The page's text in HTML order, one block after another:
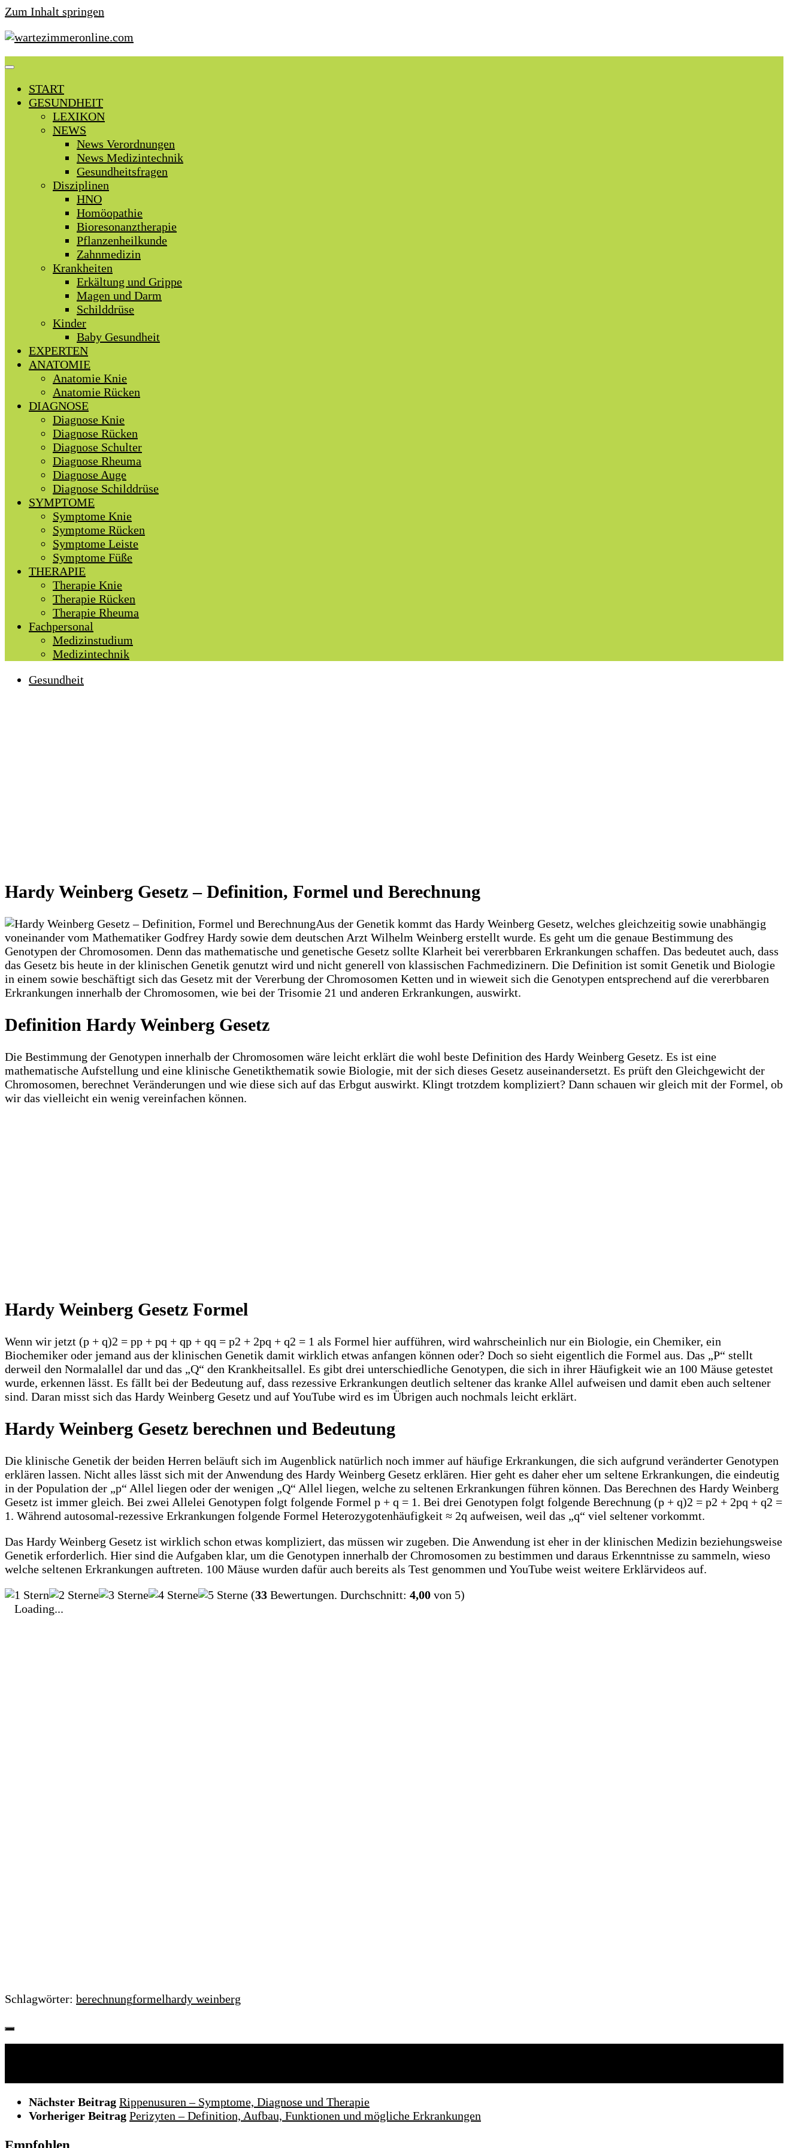
Zum Inhalt springen
START
GESUNDHEIT
LEXIKON
NEWS
News Verordnungen
News Medizintechnik
Gesundheitsfragen
Disziplinen
HNO
Homöopathie
Bioresonanztherapie
Pflanzenheilkunde
Zahnmedizin
Krankheiten
Erkältung und Grippe
Magen und Darm
Schilddrüse
Kinder
Baby Gesundheit
EXPERTEN
ANATOMIE
Anatomie Knie
Anatomie Rücken
DIAGNOSE
Diagnose Knie
Diagnose Rücken
Diagnose Schulter
Diagnose Rheuma
Diagnose Auge
Diagnose Schilddrüse
SYMPTOME
Symptome Knie
Symptome Rücken
Symptome Leiste
Symptome Füße
THERAPIE
Therapie Knie
Therapie Rücken
Therapie Rheuma
Fachpersonal
Medizinstudium
Medizintechnik
Gesundheit
Hardy Weinberg Gesetz – Definition, Formel und Berechnung
Aus der Genetik kommt das Hardy Weinberg Gesetz, welches gleichzeitig sowie unabhängig
voneinander vom Mathematiker Godfrey Hardy sowie dem deutschen Arzt Wilhelm Weinberg erstellt wurde. Es geht um die genaue Bestimmung des
Genotypen der Chromosomen. Denn das mathematische und genetische Gesetz sollte Klarheit bei vererbbaren Erkrankungen schaffen. Das bedeutet auch, dass
das Gesetz bis heute in der klinischen Genetik genutzt wird und nicht generell von klassischen Fachmedizinern. Die Definition ist somit Genetik und Biologie
in einem sowie beschäftigt sich das Gesetz mit der Vererbung der Chromosomen Ketten und in wieweit sich die Genotypen entsprechend auf die vererbbaren
Erkrankungen innerhalb der Chromosomen, wie bei der Trisomie 21 und anderen Erkrankungen, auswirkt.
Definition Hardy Weinberg Gesetz
Die Bestimmung der Genotypen innerhalb der Chromosomen wäre leicht erklärt die wohl beste Definition des Hardy Weinberg Gesetz. Es ist eine
mathematische Aufstellung und eine klinische Genetikthematik sowie Biologie, mit der sich dieses Gesetz auseinandersetzt. Es prüft den Gleichgewicht der
Chromosomen, berechnet Veränderungen und wie diese sich auf das Erbgut auswirkt. Klingt trotzdem kompliziert? Dann schauen wir gleich mit der Formel, ob
wir das vielleicht ein wenig vereinfachen können.
Hardy Weinberg Gesetz Formel
Wenn wir jetzt (p + q)2 = pp + pq + qp + qq = p2 + 2pq + q2 = 1 als Formel hier aufführen, wird wahrscheinlich nur ein Biologie, ein Chemiker, ein
Biochemiker oder jemand aus der klinischen Genetik damit wirklich etwas anfangen können oder? Doch so sieht eigentlich die Formel aus. Das „P“ stellt
derweil den Normalallel dar und das „Q“ den Krankheitsallel. Es gibt drei unterschiedliche Genotypen, die sich in ihrer Häufigkeit wie an 100 Mäuse getestet
wurde, erkennen lässt. Es fällt bei der Bedeutung auf, dass rezessive Erkrankungen deutlich seltener das kranke Allel aufweisen und damit eben auch seltener
sind. Daran misst sich das Hardy Weinberg Gesetz und auf YouTube wird es im Übrigen auch nochmals leicht erklärt.
Hardy Weinberg Gesetz berechnen und Bedeutung
Die klinische Genetik der beiden Herren beläuft sich im Augenblick natürlich noch immer auf häufige Erkrankungen, die sich aufgrund veränderter Genotypen
erklären lassen. Nicht alles lässt sich mit der Anwendung des Hardy Weinberg Gesetz erklären. Hier geht es daher eher um seltene Erkrankungen, die eindeutig
in der Population der „p“ Allel liegen oder der wenigen „Q“ Allel liegen, welche zu seltenen Erkrankungen führen können. Das Berechnen des Hardy Weinberg
Gesetz ist immer gleich. Bei zwei Allelei Genotypen folgt folgende Formel p + q = 1. Bei drei Genotypen folgt folgende Berechnung (p + q)2 = p2 + 2pq + q2 =
1. Während autosomal-rezessive Erkrankungen folgende Formel Heterozygotenhäufigkeit ≈ 2q aufweisen, weil das „q“ viel seltener vorkommt.
Das Hardy Weinberg Gesetz ist wirklich schon etwas kompliziert, das müssen wir zugeben. Die Anwendung ist eher in der klinischen Medizin beziehungsweise
Genetik erforderlich. Hier sind die Aufgaben klar, um die Genotypen innerhalb der Chromosomen zu bestimmen und daraus Erkenntnisse zu sammeln, wieso
welche seltenen Erkrankungen auftreten. 100 Mäuse wurden dafür auch bereits als Test genommen und YouTube weist weitere Erklärvideos auf.
(33 Bewertungen. Durchschnitt: 4,00 von 5)
Loading...
Schlagwörter: berechnungformelhardy weinberg
Nächster Beitrag Rippenusuren – Symptome, Diagnose und Therapie
Vorheriger Beitrag Perizyten – Definition, Aufbau, Funktionen und mögliche Erkrankungen
Empfohlen